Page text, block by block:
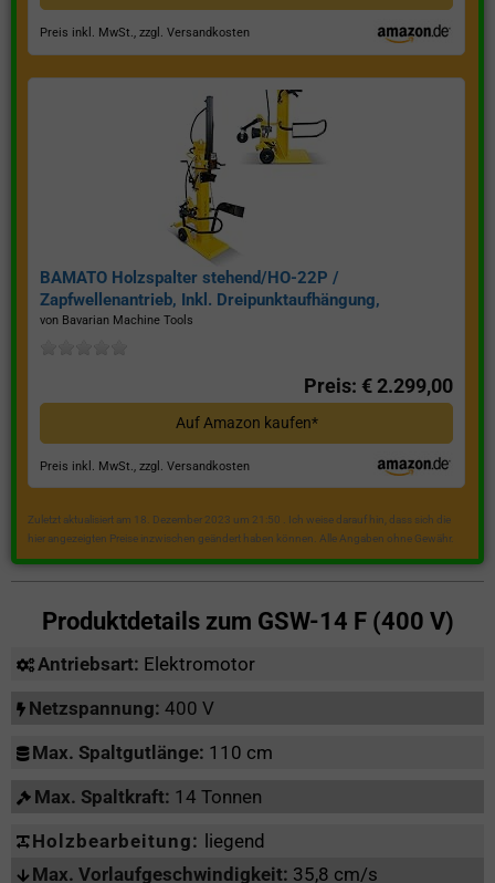
Preis inkl. MwSt., zzgl. Versandkosten
BAMATO Holzspalter stehend/HO-22P /
Zapfwellenantrieb, Inkl. Dreipunktaufhängung,
Spaltkraft 22 Tonnen*
von Bavarian Machine Tools
Preis: € 2.299,00
Auf Amazon kaufen*
Preis inkl. MwSt., zzgl. Versandkosten
Zuletzt aktualisiert am 18. Dezember 2023 um 21:50 . Ich weise darauf hin, dass sich die
hier angezeigten Preise inzwischen geändert haben können. Alle Angaben ohne Gewähr.
Produktdetails zum GSW-14 F (400 V)
Antriebsart: Elektromotor
Netzspannung: 400 V
Max. Spaltgutlänge: 110 cm
Max. Spaltkraft: 14 Tonnen
Holzbearbeitung: liegend
Max. Vorlaufgeschwindigkeit: 35,8 cm/s